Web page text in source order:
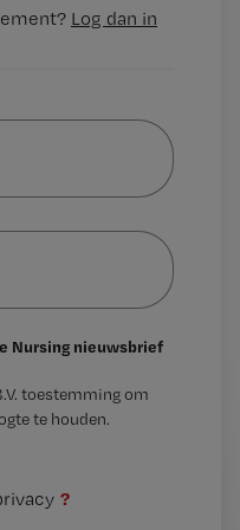
Log dan in
Nursing nieuwsbrief
toestemming om
te houden.
?